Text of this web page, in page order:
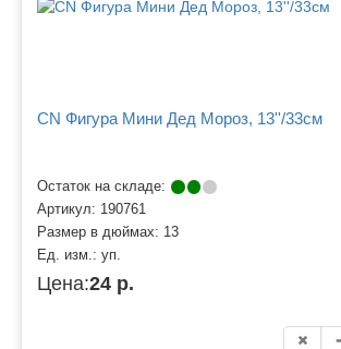
CN Фигура Мини Дед Мороз, 13''/33см
Остаток на складе:
Артикул: 190761
Размер в дюймах: 13
Ед. изм.: уп.
Цена:24 р.